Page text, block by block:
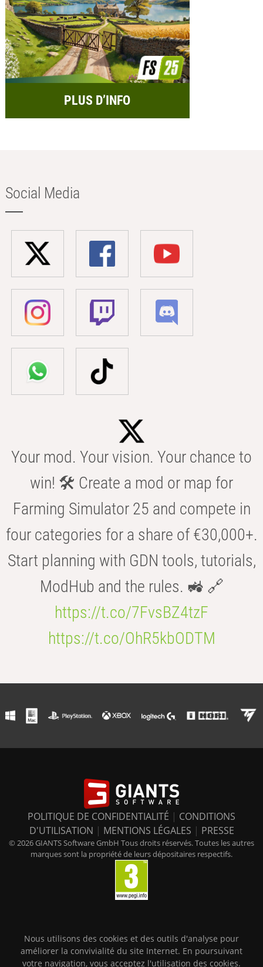
PLUS D’INFO
Social Media
Your mod. Your vision. Your chance to
win! 🛠️ Create a mod or map for
Farming Simulator 25 and compete in
four categories for a share of €30,000+.
Start planning with GDN tools, tutorials,
ModHub and the rules. 🚜 🔗
https://t.co/7FvsBZ4tzF
https://t.co/OhR5kbODTM
POLITIQUE DE CONFIDENTIALITÉ | CONDITIONS
D'UTILISATION | MENTIONS LÉGALES | PRESSE
© 2026 GIANTS Software GmbH Tous droits réservés. Toutes les autres
marques sont la propriété de leurs dépositaires respectifs.
Nous utilisons des cookies et des outils d'analyse pour
améliorer la convivialité du site Internet. En poursuivant
votre navigation, vous acceptez l'utilisation des cookies.